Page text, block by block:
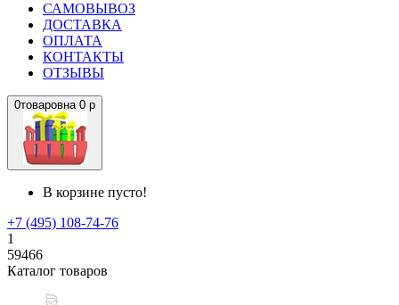
САМОВЫВОЗ
ДОСТАВКА
ОПЛАТА
КОНТАКТЫ
ОТЗЫВЫ
0товаровна 0 р
В корзине пусто!
+7 (495) 108-74-76
1
59466
Каталог товаров